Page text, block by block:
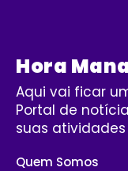
Hora
Aqui vai ficar
Portal de
suas
Quem Somos